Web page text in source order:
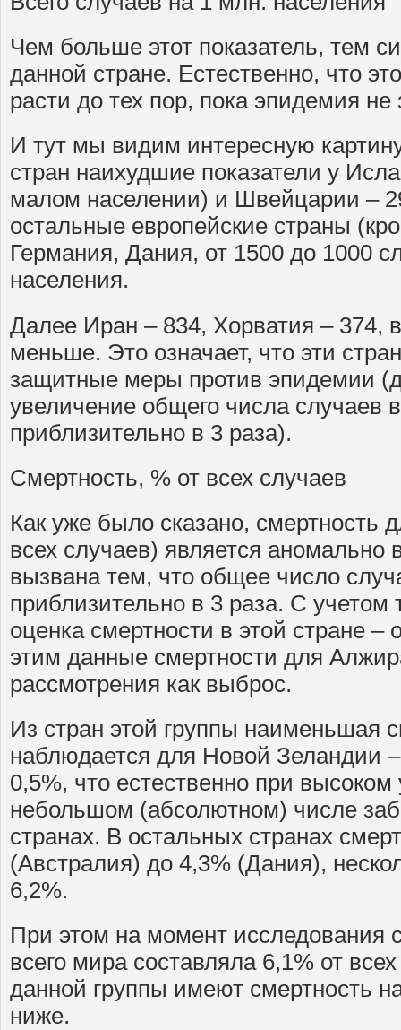
Чем больше этот показатель, тем
данной стране. Естественно, что
расти до тех пор, пока эпидемия не
И тут мы видим интересную
стран наихудшие показатели у
малом населении) и Швейцарии –
остальные европейские страны
Германия, Дания, от 1500 до 1000
населения.
Далее Иран – 834, Хорватия – 374,
меньше. Это означает, что эти
защитные меры против эпидемии
увеличение общего числа случаев
приблизительно в 3 раза).
Смертность, % от всех случаев
Как уже было сказано, смертность
всех случаев) является аномально
вызвана тем, что общее число
приблизительно в 3 раза. С учетом
оценка смертности в этой стране –
этим данные смертности для
рассмотрения как выброс.
Из стран этой группы наименьшая
наблюдается для Новой Зеландии
0,5%, что естественно при
небольшом (абсолютном) числе
странах. В остальных странах
(Австралия) до 4,3% (Дания),
6,2%.
При этом на момент исследования
всего мира составляла 6,1% от
данной группы имеют смертность
ниже.